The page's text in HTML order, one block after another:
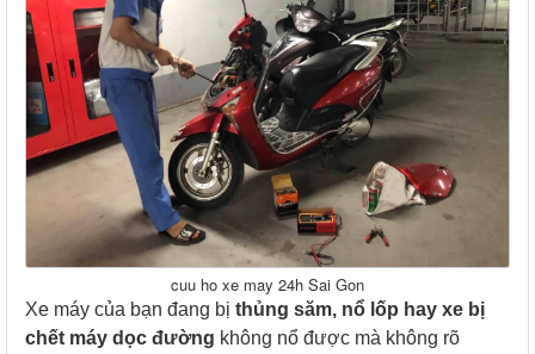
cuu ho xe may 24h Sai Gon
Xe máy của bạn đang bị thủng săm, nổ lốp hay xe bị
chết máy dọc đường không nổ được mà không rõ